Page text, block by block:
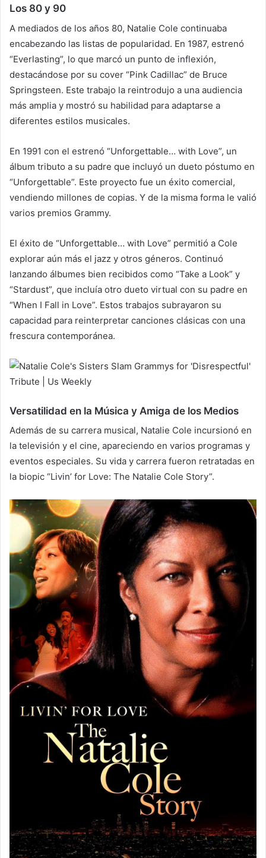
Los 80 y 90
A mediados de los años 80, Natalie Cole continuaba
encabezando las listas de popularidad. En 1987, estrenó
“Everlasting”, lo que marcó un punto de inflexión,
destacándose por su cover “Pink Cadillac” de Bruce
Springsteen. Este trabajo la reintrodujo a una audiencia
más amplia y mostró su habilidad para adaptarse a
diferentes estilos musicales.
En 1991 con el estrenó “Unforgettable… with Love”, un
álbum tributo a su padre que incluyó un dueto póstumo en
“Unforgettable”. Este proyecto fue un éxito comercial,
vendiendo millones de copias. Y de la misma forma le valió
varios premios Grammy.
El éxito de “Unforgettable… with Love” permitió a Cole
explorar aún más el jazz y otros géneros. Continuó
lanzando álbumes bien recibidos como “Take a Look” y
“Stardust”, que incluía otro dueto virtual con su padre en
“When I Fall in Love”. Estos trabajos subrayaron su
capacidad para reinterpretar canciones clásicas con una
frescura contemporánea.
Versatilidad en la Música y Amiga de los Medios
Además de su carrera musical, Natalie Cole incursionó en
la televisión y el cine, apareciendo en varios programas y
eventos especiales. Su vida y carrera fueron retratadas en
la biopic “Livin’ for Love: The Natalie Cole Story”.